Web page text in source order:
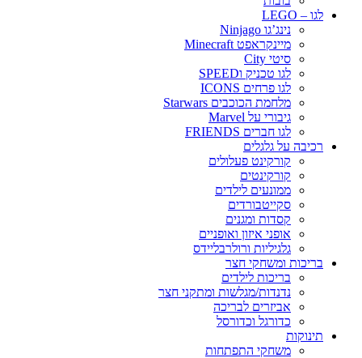
לגו – LEGO
נינג’גו Ninjago
מיינקראפט Minecraft
סיטי City
לגו טכניק וSPEED
לגו פרחים ICONS
מלחמת הכוכבים Starwars
גיבורי על Marvel
לגו חברים FRIENDS
רכיבה על גלגלים
קורקינט פעלולים
קורקינטים
ממונעים לילדים
סקייטבורדים
קסדות ומגנים
אופני איזון ואופניים
גלגיליות ורולרבליידס
בריכות ומשחקי חצר
בריכות לילדים
נדנדות/מגלשות ומתקני חצר
אביזרים לבריכה
כדורגל וכדורסל
תינוקות
משחקי התפתחות